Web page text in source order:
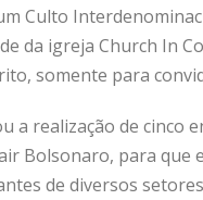
Culto
da igreja Church In
somente para
a realização de cinco
Bolsonaro, para que
de diversos